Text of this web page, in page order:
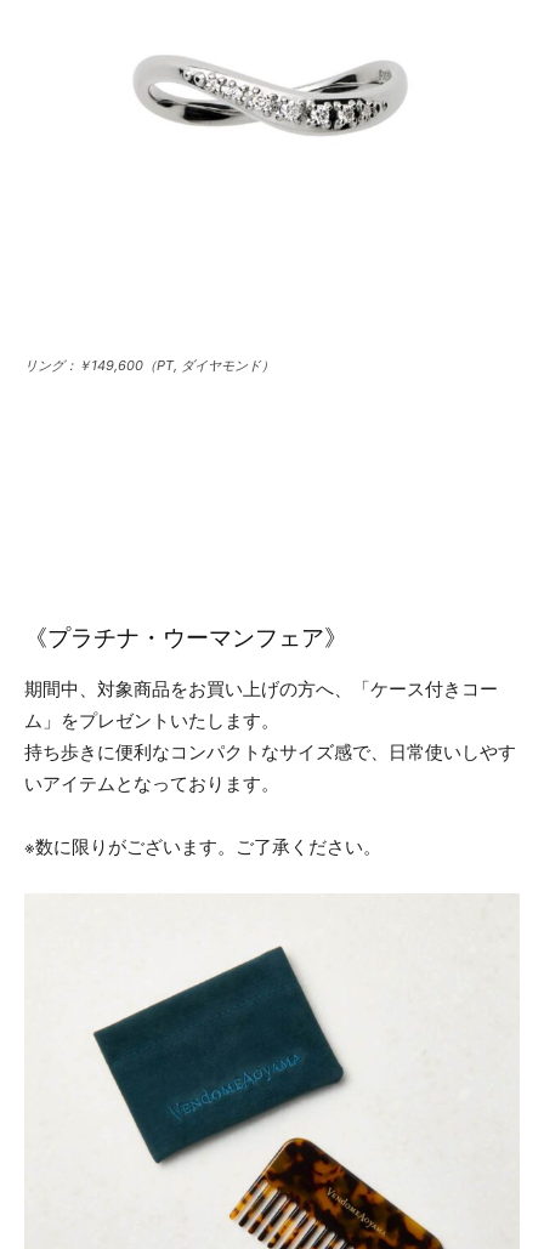
リング：￥149,600（PT, ダイヤモンド）
《プラチナ・ウーマンフェア》
期間中、対象商品をお買い上げの方へ、「ケース付きコー
ム」をプレゼントいたします。
持ち歩きに便利なコンパクトなサイズ感で、日常使いしやす
いアイテムとなっております。
※数に限りがございます。ご了承ください。